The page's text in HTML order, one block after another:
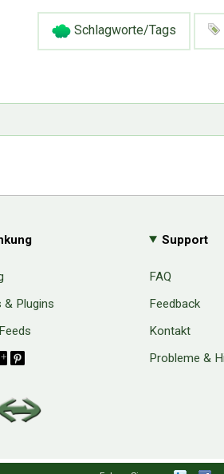
Schlagworte/Tags
& Plugins
Support
FAQ
Feedback
Kontakt
Probleme &